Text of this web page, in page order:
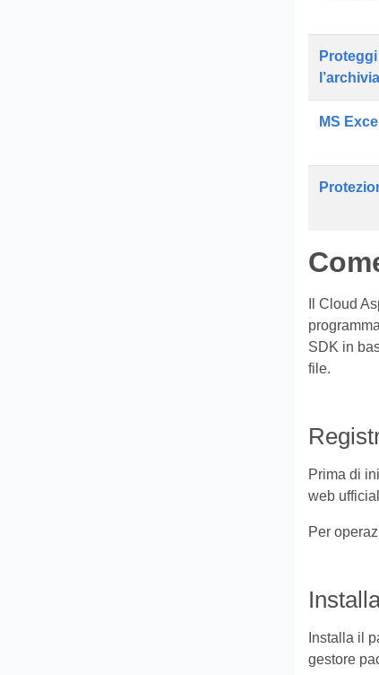
MS
Il Cloud
SDK in
file.
Prima di
web
Per
Installa il
gestore